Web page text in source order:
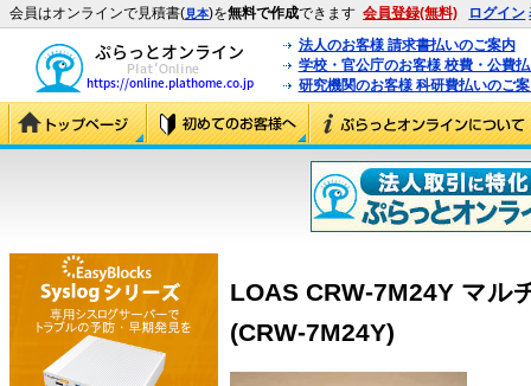
会員はオンラインで見積書(見本)を無料で作成できます 会員登録(無料) ログイン
法人のお客様 請求書払いのご案内
学校・官公庁のお客様 校費・公費
研究機関のお客様 科研費払いのご
LOAS CRW-7M24Y マル
(CRW-7M24Y)